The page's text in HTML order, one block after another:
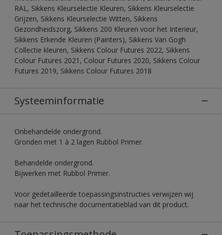
RAL, Sikkens Kleurselectie Kleuren, Sikkens Kleurselectie
Grijzen, Sikkens Kleurselectie Witten, Sikkens
Gezondheidszorg, Sikkens 200 Kleuren voor het Interieur,
Sikkens Erkende Kleuren (Painters), Sikkens Van Gogh
Collectie kleuren, Sikkens Colour Futures 2022, Sikkens
Colour Futures 2021, Colour Futures 2020, Sikkens Colour
Futures 2019, Sikkens Colour Futures 2018
Systeeminformatie
Onbehandelde ondergrond.
Gronden met 1 à 2 lagen Rubbol Primer.
Behandelde ondergrond.
Bijwerken met Rubbol Primer.
Voor gedetailleerde toepassingsinstructies verwijzen wij
naar het technische documentatieblad van dit product.